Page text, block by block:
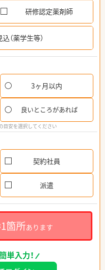
研修認定薬剤師
（薬学生等）
3ヶ月以内
良いところがあれば
目安を選択してください
契約社員
派遣
1箇所あります
単入力！